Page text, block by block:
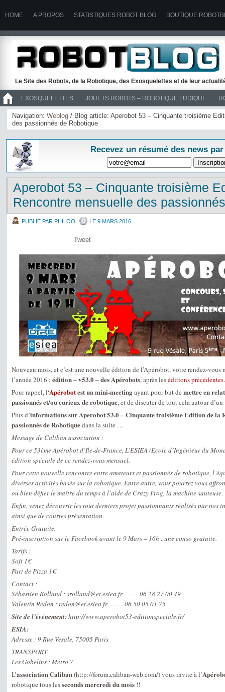
HOME A PROPOS STATISTIQUES ROBOT BLOG BOUTIQUE
Le Site des Robots, de la Robotique, des Exosquelettes et de leur
EXOSQUELETTES JOUETS ROBOTS – ROBOTIQUE LUDIQUE
>> ROBOTS
Navigation: Weblog / Blog article: Aperobot 53 – Cinquante troisième
des passionnés de Robotique
Recevez un résumé des news
Aperobot 53 – Cinquante troisième
Rencontre mensuelle des
PUBLIÉ PAR PHILOO LE 9 MARS 2016
Tweet
Nouveau mois, et c’est une nouvelle édition de l’Apérobot, votre rendez-
l’année 2016 : édition – v53.0 – des Apérobots, après leséditions précédentes.
Pour rappel, l‘Apérobotest un mini-meetingayant pour but de mettre en
passionnés et/ou curieux de robotique, et de discuter de tout cela autour d’un
Plus d’informations sur Aperobot 53.0 – Cinquante troisième Edition de la
passionnés de Robotiquedans la suite …
Message de Caliban association :
Pour ce 53ème Apérobot d’Ile-de-France, L’ESIEA (Ecole d’Ingénieur du
édition spéciale de ce rendez-vous mensuel.
Pour cette nouvelle rencontre entre amateurs et passionnés de robotique,
diverses activités basée sur la robotique. Entre autre, vous pourrez vous
ou bien défier le maître du temps à l’aide de Crazy Frog, la machine sauteuse.
Enfin, venez découvrir les tout derniers projet passionnants réalisés par nos
ainsi que de courtes présentation.
Entrée Gratuite.
Pré-inscription sur le Facebook avant le 9 Mars – 16h : une conso gratuite.
Tarifs :
Soft 1€
Part de Pizza 1€
Contact :
Sébastien Rolland : srolland@et.esiea.fr ——- 06 28 27 00 49
Valentin Redon : redon@et.esiea.fr ——- 06 50 05 01 75
Site de l’événement:http://www.aperobot53-editionspeciale.fr/
ESIA:
Adresse : 9 Rue Vesale, 75005 Paris
TRANSPORT
Les Gobelins : Metro 7
L’association Caliban(http://forum.caliban-web.com/) vous invite à l’
robotique tous lesseconds mercredi du mois !!